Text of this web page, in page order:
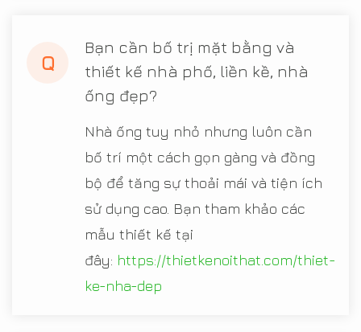
Q
Bạn cần bố trị mặt bằng và
thiết kế nhà phố, liền kề, nhà
ống đẹp?
Nhà ống tuy nhỏ nhưng luôn cần
bố trí một cách gọn gàng và đồng
bộ để tăng sự thoải mái và tiện ích
sử dụng cao. Bạn tham khảo các
mẫu thiết kế tại
đây: https://thietkenoithat.com/thiet-
ke-nha-dep